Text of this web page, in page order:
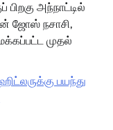
அந்நாட்டில்
ஜோஸ் நசாசி,
முதல்
பயந்து